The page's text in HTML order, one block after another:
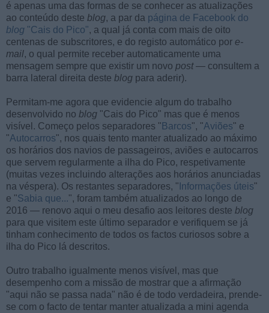
é apenas uma das formas de se conhecer as atualizações
ao conteúdo deste blog, a par da página de Facebook do
blog "Cais do Pico", a qual já conta com mais de oito
centenas de subscritores, e do registo automático por e-
mail, o qual permite receber automaticamente uma
mensagem sempre que existir um novo post— consultem a
barra lateral direita deste blog para aderir).
Permitam-me agora que evidencie algum do trabalho
desenvolvido no blog "Cais do Pico" mas que é menos
visível. Começo pelos separadores " Barcos", "Aviões" e
"Autocarros", nos quais tento manter atualizado ao máximo
os horários dos navios de passageiros, aviões e autocarros
que servem regularmente a ilha do Pico, respetivamente
(muitas vezes incluindo alterações aos horários anunciadas
na véspera). Os restantes separadores, " Informações úteis"
e "Sabia que...", foram também atualizados ao longo de
2016 — renovo aqui o meu desafio aos leitores deste blog
para que visitem este último separador e verifiquem se já
tinham conhecimento de todos os factos curiosos sobre a
ilha do Pico lá descritos.
Outro trabalho igualmente menos visível, mas que
desempenho com a missão de mostrar que a afirmação
"aqui não se passa nada" não é de todo verdadeira, prende-
se com o facto de tentar manter atualizada a mini agenda